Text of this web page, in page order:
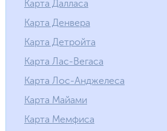
Карта Далласа
Карта Денвера
Карта Детройта
Карта Лас-Вегаса
Карта Лос-Анджелеса
Карта Майами
Карта Мемфиса